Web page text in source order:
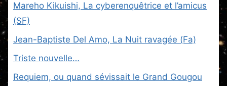
Mareho Kikuishi, La cyberenquêtrice et l’amicus
(SF)
Jean-Baptiste Del Amo, La Nuit ravagée (Fa)
Triste nouvelle…
Requiem, ou quand sévissait le Grand Gougou